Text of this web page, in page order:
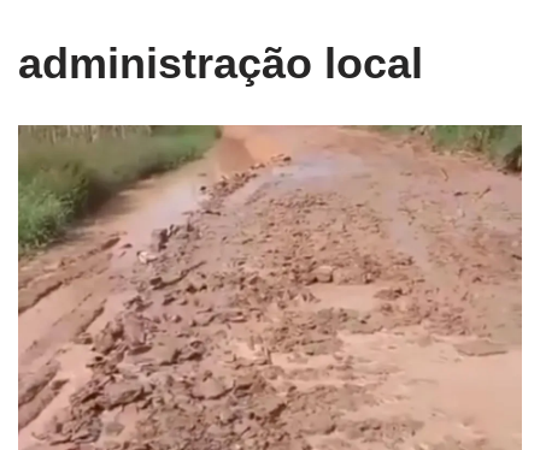
administração local